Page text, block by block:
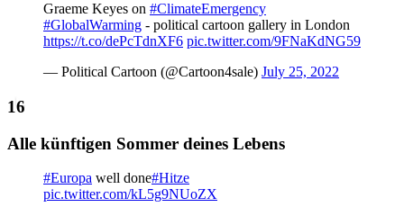
Graeme Keyes on #ClimateEmergency
#GlobalWarming - political cartoon gallery in London
https://t.co/dePcTdnXF6 pic.twitter.com/9FNaKdNG59
— Political Cartoon (@Cartoon4sale) July 25, 2022
Alle künftigen Sommer deines Lebens
#Europa well done#Hitze
pic.twitter.com/kL5g9NUoZX